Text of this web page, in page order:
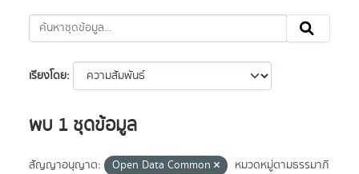
เรียงโดย
พบ 1 ชุดข้อมูล
สัญญาอนุญาต: Open Data Common
หมวดหมู่ตามธรรมาภิ